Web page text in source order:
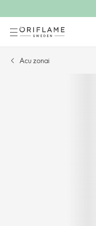
Acu zonai